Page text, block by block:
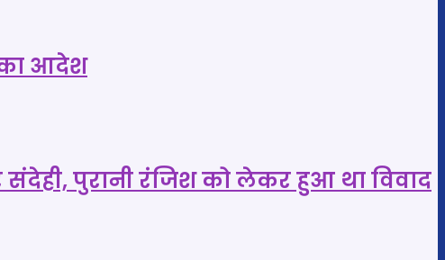
का आदेश
पुरानी रंजिश को लेकर हुआ था विवाद